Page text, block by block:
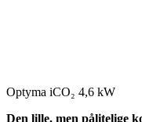
Optyma iCO₂ 4,6 kW
Den lille, men pålitelige